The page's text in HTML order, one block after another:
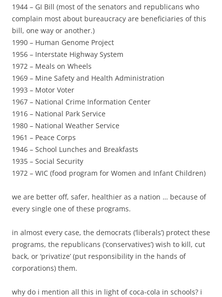
1944 – GI Bill (most of the senators and republicans who
complain most about bureaucracy are beneficiaries of this
bill, one way or another.)
1990 – Human Genome Project
1956 – Interstate Highway System
1972 – Meals on Wheels
1969 – Mine Safety and Health Administration
1993 – Motor Voter
1967 – National Crime Information Center
1916 – National Park Service
1980 – National Weather Service
1961 – Peace Corps
1946 – School Lunches and Breakfasts
1935 – Social Security
1972 – WIC (food program for Women and Infant Children)
we are better off, safer, healthier as a nation … because of
every single one of these programs.
in almost every case, the democrats (‘liberals’) protect these
programs, the republicans (‘conservatives’) wish to kill, cut
back, or ‘privatize’ (put responsibility in the hands of
corporations) them.
why do i mention all this in light of coca-cola in schools? i